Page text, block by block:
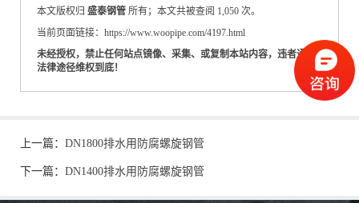
本文版权归 盛泰钢管 所有；本文共被查阅 1,050 次。
当前页面链接：https://www.woopipe.com/4197.html
未经授权，禁止任何站点镜像、采集、或复制本站内容，违者通过
法律途径维权到底！
上一篇： DN1800排水用防腐螺旋钢管
下一篇： DN1400排水用防腐螺旋钢管